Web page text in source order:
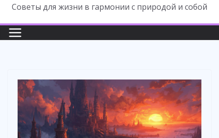
Cоветы для жизни в гармонии с природой и собой